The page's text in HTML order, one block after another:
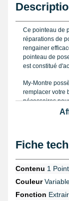
Ce pointeau de
réparations de
rengainer
pointeau de
est constitué
My-Montre
remplacer votre
nécessaires
catégorie des
Cet accessoire
suivre l'un de
La couleur peut
Fiche
Contenu 1
Couleur
Fonction